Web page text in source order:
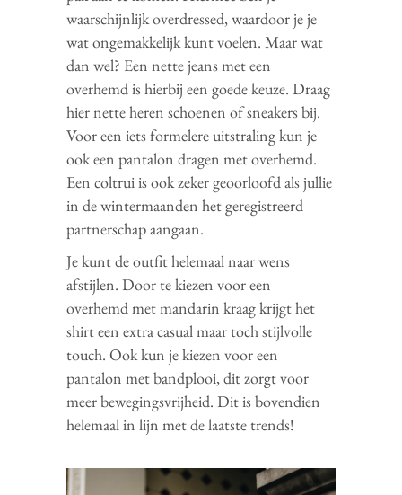
waarschijnlijk overdressed, waardoor je je
wat ongemakkelijk kunt voelen. Maar wat
dan wel? Een nette jeans met een
overhemd is hierbij een goede keuze. Draag
hier nette heren schoenen of sneakers bij.
Voor een iets formelere uitstraling kun je
ook een pantalon dragen met overhemd.
Een coltrui is ook zeker geoorloofd als jullie
in de wintermaanden het geregistreerd
partnerschap aangaan.
Je kunt de outfit helemaal naar wens
afstijlen. Door te kiezen voor een
overhemd met mandarin kraag krijgt het
shirt een extra casual maar toch stijlvolle
touch. Ook kun je kiezen voor een
pantalon met bandplooi, dit zorgt voor
meer bewegingsvrijheid. Dit is bovendien
helemaal in lijn met de laatste trends!